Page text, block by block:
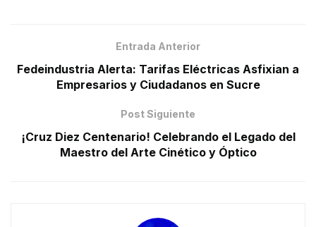
Entrada Anterior
Fedeindustria Alerta: Tarifas Eléctricas Asfixian a
Empresarios y Ciudadanos en Sucre
Post Siguiente
¡Cruz Diez Centenario! Celebrando el Legado del
Maestro del Arte Cinético y Óptico